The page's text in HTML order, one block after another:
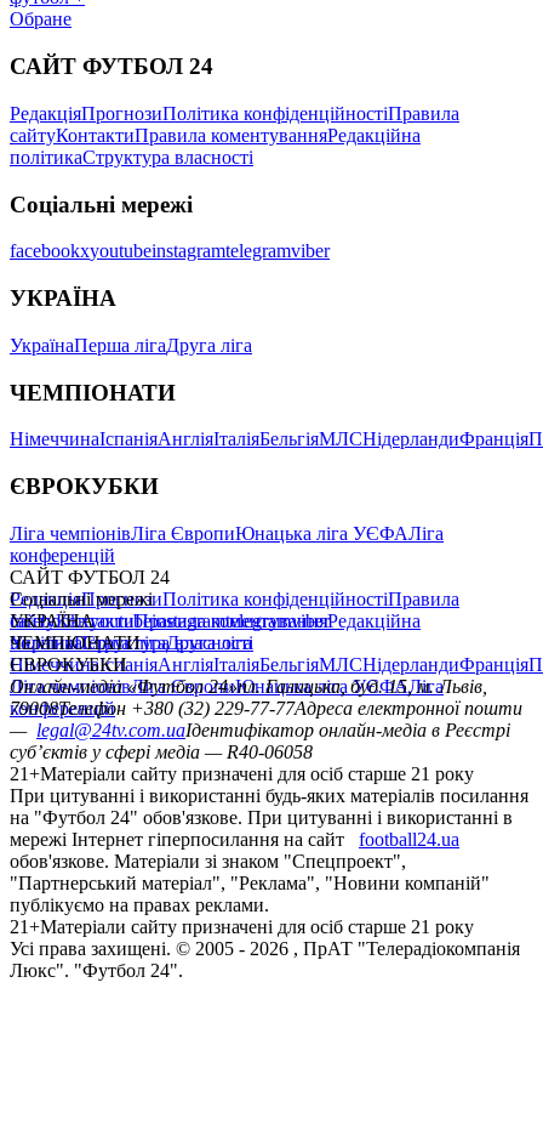
Обране
САЙТ ФУТБОЛ 24
РедакціяПрогнозиПолітика конфіденційностіПравила
сайтуКонтактиПравила коментуванняРедакційна
політикаСтруктура власності
Соціальні мережі
facebookxyoutubeinstagramtelegramviber
УКРАЇНА
УкраїнаПерша лігаДруга ліга
ЧЕМПІОНАТИ
НімеччинаІспаніяАнгліяІталіяБельгіяМЛСНідерландиФранція
ЄВРОКУБКИ
Ліга чемпіонівЛіга ЄвропиЮнацька ліга УЄФАЛіга
конференцій
САЙТ ФУТБОЛ 24
РедакціяПрогнозиПолітика конфіденційностіПравила
сайтуКонтактиПравила коментуванняРедакційна
політикаСтруктура власності
Соціальні мережі
facebookxyoutubeinstagramtelegramviber
УКРАЇНА
УкраїнаПерша лігаДруга ліга
ЧЕМПІОНАТИ
НімеччинаІспаніяАнгліяІталіяБельгіяМЛСНідерландиФранція
ЄВРОКУБКИ
Ліга чемпіонівЛіга ЄвропиЮнацька ліга УЄФАЛіга
конференцій
Онлайн-медіа «Футбол 24»пл. Галицька, буд. 15, м. Львів,
79008Телефон +380 (32) 229-77-77Адреса електронної пошти
— legal@24tv.com.uaІдентифікатор онлайн-медіа в Реєстрі
суб’єктів у сфері медіа — R40-06058
21+Матеріали сайту призначені для осіб старше 21 року
При цитуванні і використанні будь-яких матеріалів посилання
на "Футбол 24" обов'язкове. При цитуванні і використанні в
мережі Інтернет гіперпосилання на сайт
football24.ua
обов'язкове. Матеріали зі знаком "Спецпроект",
"Партнерський матеріал", "Реклама", "Новини компаній"
публікуємо на правах реклами.
21+Матеріали сайту призначені для осіб старше 21 року
Усi права захищенi. © 2005 - 2026 , ПрАТ "Телерадіокомпанія
Люкс". "Футбол 24".